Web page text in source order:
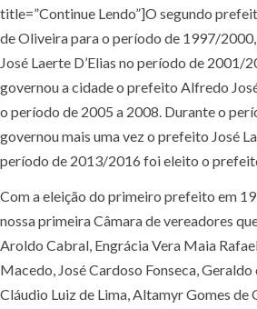
title=”Continue Lendo”]O segundo
de Oliveira para o período de 1997/
José Laerte D’Elias no período de 2001/
governou a cidade o prefeito Alfredo
o período de 2005 a 2008. Durante o
governou mais uma vez o prefeito José
período de 2013/2016 foi eleito o
Com a eleição do primeiro prefeito em
nossa primeira Câmara de vereadores
Aroldo Cabral, Engrácia Vera Maia
Macedo, José Cardoso Fonseca, Geraldo
Cláudio Luiz de Lima, Altamyr Gomes de